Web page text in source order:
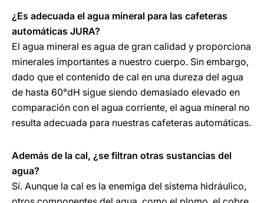
¿Es adecuada el agua mineral para las cafeteras
automáticas JURA?
El agua mineral es agua de gran calidad y proporciona
minerales importantes a nuestro cuerpo. Sin embargo,
dado que el contenido de cal en una dureza del agua
de hasta 60°dH sigue siendo demasiado elevado en
comparación con el agua corriente, el agua mineral no
resulta adecuada para nuestras cafeteras automáticas.
Además de la cal, ¿se filtran otras sustancias del
agua?
Sí. Aunque la cal es la enemiga del sistema hidráulico,